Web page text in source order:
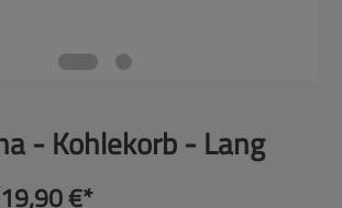
- Kohlekorb - Lang
19,90 €*